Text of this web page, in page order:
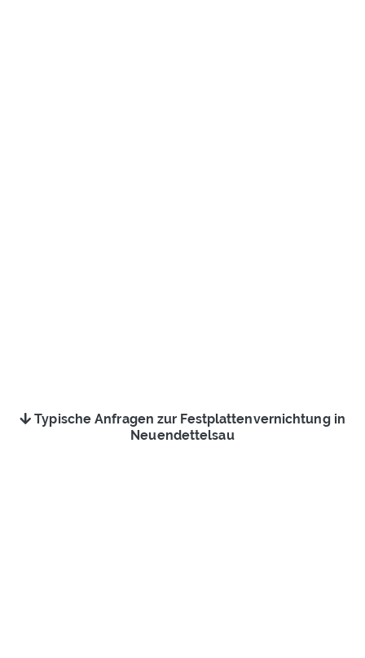
Typische Anfragen zur Festplattenvernichtung in
Neuendettelsau